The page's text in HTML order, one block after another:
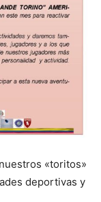
«toritos»
deportivas y